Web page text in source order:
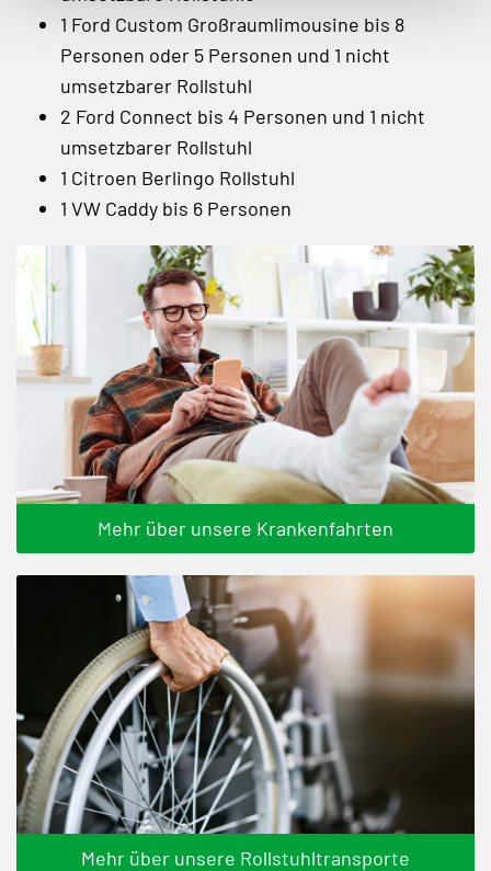
1 Ford Custom Großraumlimousine bis 8
Personen oder 5 Personen und 1 nicht
umsetzbarer Rollstuhl
2 Ford Connect bis 4 Personen und 1 nicht
umsetzbarer Rollstuhl
1 Citroen Berlingo Rollstuhl
1 VW Caddy bis 6 Personen
Mehr über unsere Krankenfahrten
Mehr über unsere Rollstuhltransporte